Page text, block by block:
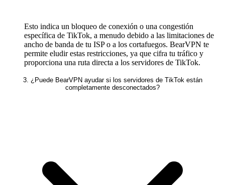
Esto indica un bloqueo de conexión o una congestión
específica de TikTok, a menudo debido a las limitaciones de
ancho de banda de tu ISP o a los cortafuegos. BearVPN te
permite eludir estas restricciones, ya que cifra tu tráfico y
proporciona una ruta directa a los servidores de TikTok.
3. ¿Puede BearVPN ayudar si los servidores de TikTok están
completamente desconectados?